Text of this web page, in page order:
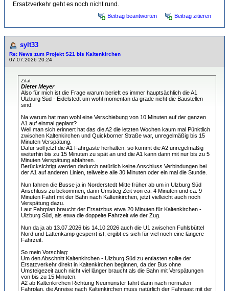
Ersatzverkehr geht es noch nicht rund.
Beitrag beantworten Beitrag zitieren
sylt33
Re: News zum Projekt S21 bis Kaltenkirchen
07.07.2026 20:24
Zitat
Dieter Meyer
Also für mich ist die Frage warum berieft es immer hauptsächlich die A1
Ulzburg Süd - Eidelstedt um wohl momentan da grade nicht die Baustellen
sind.
Na warum hat man wohl eine Verschiebung von 10 Minuten auf der ganzen
A1 auf einmal geplant?
Weil man sich erinnert hat das die A2 die letzten Wochen kaum mal Pünktlich
zwischen Kaltenkirchen und Quickborner Straße war, unregelmäßig bis 15
Minuten Verspätung.
Dafür soll jetzt die A1 Fahrgäste herhalten, so kommt die A2 unregelmäßig
weiterhin bis zu 15 Minuten zu spät an und die A1 kann dann mit nur bis zu 5
Minuten Verspätung abfahren.
Berücksichtigt werden dadurch natürlich keine Anschluss Verbindungen bei
der A1 auf anderen Linien, teilweise alle 30 Minuten oder ein mal die Stunde.
Nun fahren die Busse ja in Norderstedt Mitte früher ab um in Ulzburg Süd
Anschluss zu bekommen, dann Umstieg Zeit von ca. 4 Minuten und ca. 9
Minuten Fahrt mit der Bahn nach Kaltenkirchen, jetzt vielleicht auch noch
Verspätung dazu.
Laut Fahrplan braucht der Ersatzbus etwa 20 Minuten für Kaltenkirchen -
Ulzburg Süd, als etwa die doppelte Fahrzeit wie der Zug.
Nun da ja ab 13.07.2026 bis 14.10.2026 auch die U1 zwischen Fuhlsbüttel
Nord und Lattenkamp gesperrt ist, ergibt es sich für viel noch eine längere
Fahrzeit.
So mein Vorschlag:
Um den Abschnitt Kaltenkirchen - Ulzburg Süd zu entlasten sollte der
Ersatzverkehr direkt in Kaltenkirchen beginnen, da der Bus ohne
Umsteigezeit auch nicht viel länger braucht als die Bahn mit Verspätungen
von bis zu 15 Minuten.
A2 ab Kaltenkirchen Richtung Neumünster fahrt dann nach normalen
Fahrplan, die Anreise nach Kaltenkirchen muss natürlich der Fahrgast mit der